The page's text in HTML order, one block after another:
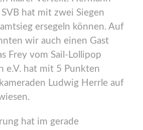
hat mit zwei Siegen
ersegeln können. Auf
wir auch einen Gast
Frey vom Sail-Lollipop
e.V. hat mit 5 Punkten
Ludwig Herrle auf
hat im gerade